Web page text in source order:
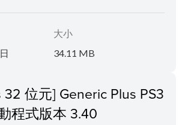
大小
34.11 MB
位元] Generic Plus PS3
程式版本 3.40